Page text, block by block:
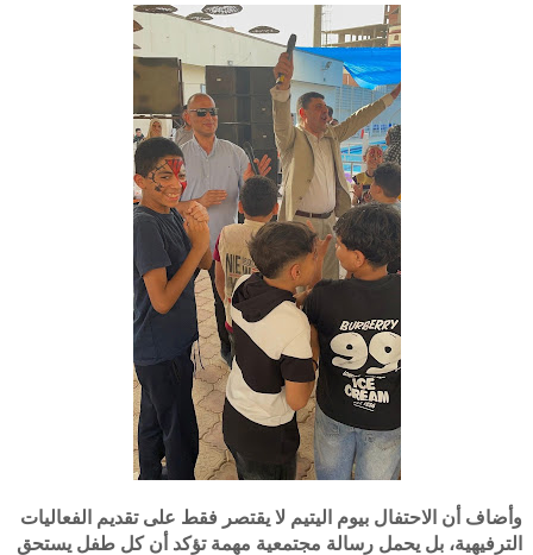
وأضاف أن الاحتفال بيوم اليتيم لا يقتصر فقط على تقديم الفعاليات
الترفيهية، بل يحمل رسالة مجتمعية مهمة تؤكد أن كل طفل يستحق